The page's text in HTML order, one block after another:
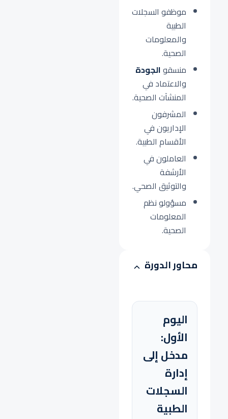
موظفو السجلات
الطبية
والمعلومات
الصحية.
منسقوالجودة
والاعتماد في
المنشآت الصحية.
المشرفون
الإداريون في
الأقسام الطبية.
العاملون في
الأرشفة
والتوثيق الصحي.
مسؤولو نظم
المعلومات
الصحية.
محاور الدورة
اليوم
الأول:
مدخل إلى
إدارة
السجلات
الطبية